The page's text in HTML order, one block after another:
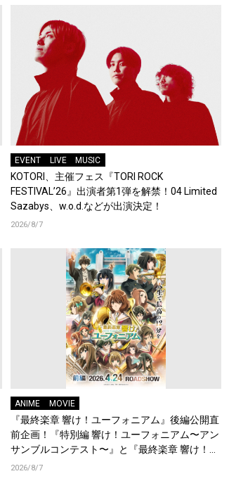
EVENT LIVE MUSIC
KOTORI、主催フェス『TORI ROCK
FESTIVAL’26』出演者第1弾を解禁！04 Limited
Sazabys、w.o.d.などが出演決定！
2026/8/7
ANIME MOVIE
『最終楽章 響け！ユーフォニアム』後編公開直
前企画！『特別編 響け！ユーフォニアム〜アン
サンブルコンテスト〜』と『最終楽章 響け！ユ
ーフォニアム』前編の一挙上映が決定！
2026/8/7